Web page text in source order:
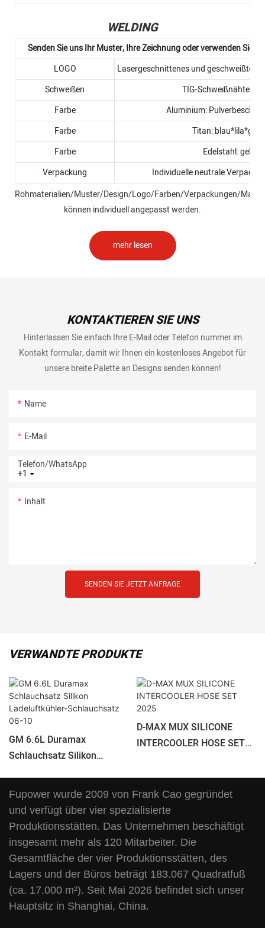
WELDING
Senden Sie uns Ihr Muster, Ihre Zeichnung oder verwenden Sie
LOGO
Lasergeschnittenes und geschweißtes
Schweißen
TIG-Schweißnähte
Farbe
Aluminium:
Farbe
Titan:
Farbe
Edelstahl:
Verpackung
Individuelle neutrale
Rohmaterialien/Muster/Design/Logo/Farben/Verpackungen/
können individuell angepasst werden.
mehr lesen
KONTAKTIEREN SIE UNS
Hinterlassen Sie einfach Ihre E-Mail oder Telefon nummer im
Kontakt formular, damit wir Ihnen ein kostenloses Angebot für
unsere breite Palette an Designs senden können!
Name
E-Mail
+1
Telefon/WhatsApp
Inhalt
SENDEN SIE JETZT ANFRAGE
VERWANDTE PRODUKTE
GM 6.6L Duramax
Schlauchsatz Silikon
Schlauchsatz 06-10
D-MAX MUX SILICONE
INTERCOOLER HOSE SET
Fupower wurde 2009 von Frank Cao gegründet
und verfügt über vier spezialisierte
Produktionsstätten. Das Unternehmen beschäftigt
insgesamt mehr als 120 Mitarbeiter. Die
Gesamtfläche der vier Produktionsstätten, des
Lagers und der Büros beträgt 183.067 Quadratfuß
(ca. 17.000 m²). Seit Mai 2026 befindet sich unser
Hauptsitz in Shanghai, China.